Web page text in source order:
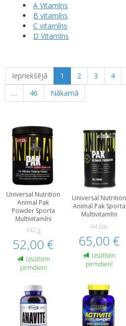
A Vitamīns
B vitamīns
C vitamīns
D Vitamīns
Iepriekšējā 1 2 3 4
…
46 Nākamā
Universal Nutrition
Animal Pak
Powder Sporta
Multivitamīni
342 g
52,00 €
Izsūtīsim
pirmdien!
Universal Nutrition
Animal Pak Sporta
Multivitamīni
44 paс
65,00 €
Izsūtīsim
pirmdien!